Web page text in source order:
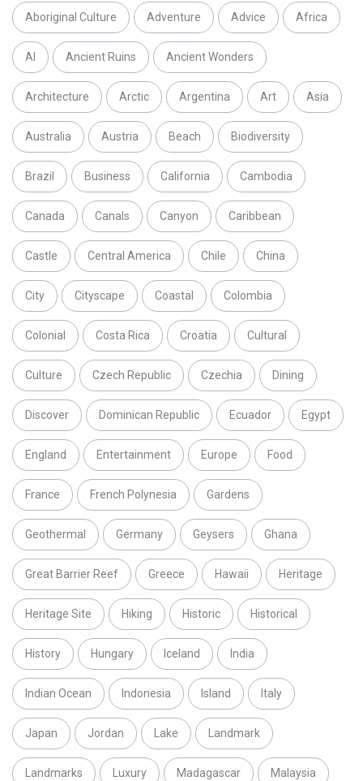
Aboriginal Culture Adventure Advice Africa
AI Ancient Ruins Ancient Wonders
Architecture Arctic Argentina Art Asia
Australia Austria Beach Biodiversity
Brazil Business California Cambodia
Canada Canals Canyon Caribbean
Castle Central America Chile China
City Cityscape Coastal Colombia
Colonial Costa Rica Croatia Cultural
Culture Czech Republic Czechia Dining
Discover Dominican Republic Ecuador Egypt
England Entertainment Europe Food
France French Polynesia Gardens
Geothermal Germany Geysers Ghana
Great Barrier Reef Greece Hawaii Heritage
Heritage Site Hiking Historic Historical
History Hungary Iceland India
Indian Ocean Indonesia Island Italy
Japan Jordan Lake Landmark
Landmarks Luxury Madagascar Malaysia